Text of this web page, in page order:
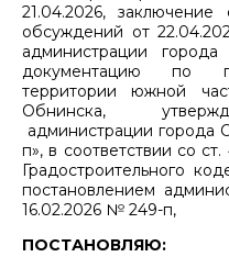
21.04.2026, заключение
обсуждений от
администрации
документацию по
территории южной
Обнинска,
администрации города
п», в соответствии со ст.
Градостроительного
постановлением
16.02.2026 № 249-п,
ПОСТАНОВЛЯЮ: